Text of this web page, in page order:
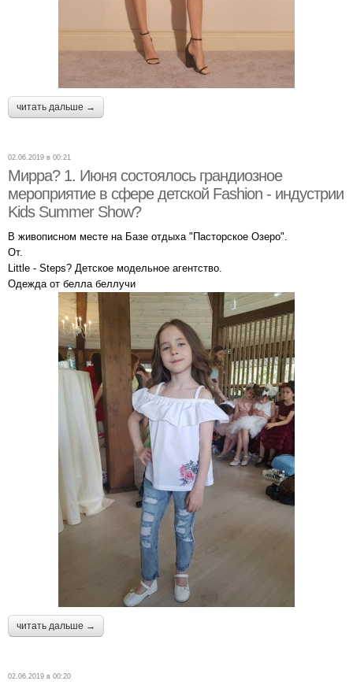
читать дальше →
02.06.2019 в 00:21
Мирра? 1. Июня состоялось грандиозное
мероприятие в сфере детской Fashion - индустрии
Kids Summer Show?
В живописном месте на Базе отдыха "Пасторское Озеро".
От.
Little - Steps? Детское модельное агентство.
Одежда от белла беллучи
читать дальше →
02.06.2019 в 00:20